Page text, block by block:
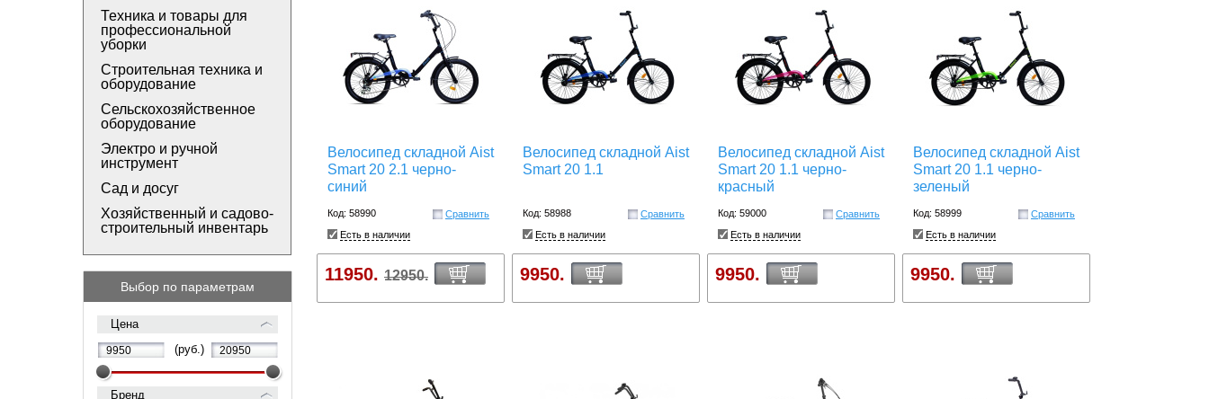
Техника и товары для
профессиональной
уборки
Строительная техника и
оборудование
Сельскохозяйственное
оборудование
Электро и ручной
инструмент
Сад и досуг
Хозяйственный и садово-
строительный инвентарь
Выбор по параметрам
Цена
(руб.)
Бренд
Велосипед складной Aist
Smart 20 2.1 черно-
синий
Код: 58990
Сравнить
Есть в наличии
11950. 12950.
Велосипед складной Aist
Smart 20 1.1
Код: 58988
Сравнить
Есть в наличии
9950.
Велосипед складной Aist
Smart 20 1.1 черно-
красный
Код: 59000
Сравнить
Есть в наличии
9950.
Велосипед складной Aist
Smart 20 1.1 черно-
зеленый
Код: 58999
Сравнить
Есть в наличии
9950.